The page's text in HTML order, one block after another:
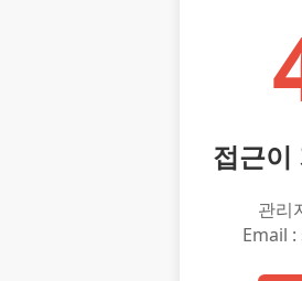
접근이
관리
Email